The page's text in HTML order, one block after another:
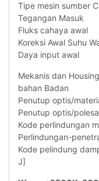
Tipe mesin
Tegangan
Fluks cahaya
Koreksi Awal
Daya input
Mekanis dan Housing
bahan
Penutup optis/
Penutup optis/
Kode
Perlindungan-
Kode pelindung
J]